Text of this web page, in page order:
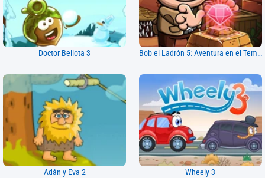
Doctor Bellota 3 Bob el Ladrón 5: Aventura en el Templo
Adán y Eva 2 Wheely 3